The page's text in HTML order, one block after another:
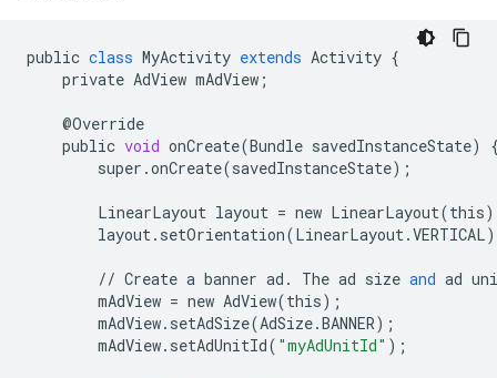
public class MyActivity extends Activity {
private AdView mAdView ;
@Override
public void onCreate(Bundle savedInstanceState)
super .onCreate(savedInstanceState);
LinearLayout layout = new LinearLayout(this
layout. setOrientation(LinearLayout.VERTICAL
// Create a banner ad . The ad size and ad
mAdView = new AdView(this);
mAdView. setAdSize(AdSize.BANNER);
mAdView. setAdUnitId( "myAdUnitId" );